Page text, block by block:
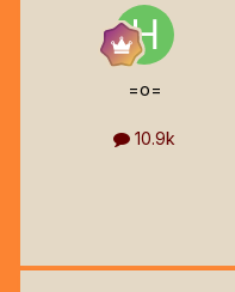
=o=
10.9k